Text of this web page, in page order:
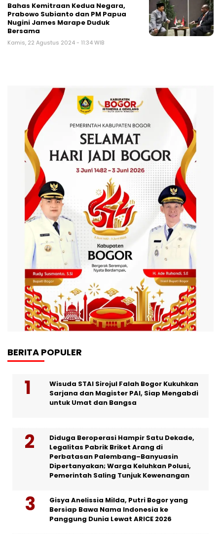
Bahas Kemitraan Kedua Negara,
Prabowo Subianto dan PM Papua
Nugini James Marape Duduk
Bersama
Kamis, 22 Agustus 2024 - 11:34 WIB
BERITA POPULER
Wisuda STAI Sirojul Falah Bogor Kukuhkan
Sarjana dan Magister PAI, Siap Mengabdi
untuk Umat dan Bangsa
Diduga Beroperasi Hampir Satu Dekade,
Legalitas Pabrik Briket Arang di
Perbatasan Palembang–Banyuasin
Dipertanyakan; Warga Keluhkan Polusi,
Pemerintah Saling Tunjuk Kewenangan
Gisya Anelissia Milda, Putri Bogor yang
Bersiap Bawa Nama Indonesia ke
Panggung Dunia Lewat ARICE 2026